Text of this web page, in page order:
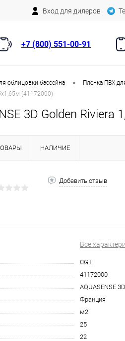
Вход для дилеров
+7 (800) 551-00-91
облицовки бассейна • Пленка ПВХ
(41172000)
3D Golden
НАЛИЧИЕ
Добавить отзыв
Все
CGT
41172000
AQUASENSE 3D
Франция
м2
25
22